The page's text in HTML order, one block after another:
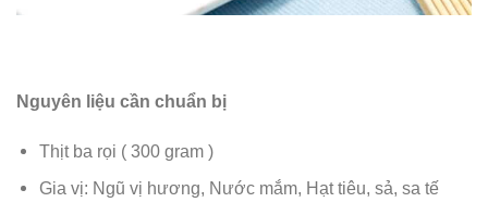
Nguyên liệu cần chuẩn bị
Thịt ba rọi ( 300 gram )
Gia vị: Ngũ vị hương, Nước mắm, Hạt tiêu, sả, sa tế